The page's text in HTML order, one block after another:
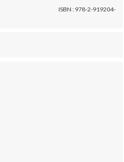
ISBN : 978-2-919204-